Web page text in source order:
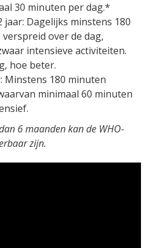
30 minuten per dag.*
jaar: Dagelijks minstens 180
over de dag,
intensieve activiteiten.
hoe beter.
Minstens 180 minuten
minimaal 60 minuten
6 maanden kan de WHO-
zijn.